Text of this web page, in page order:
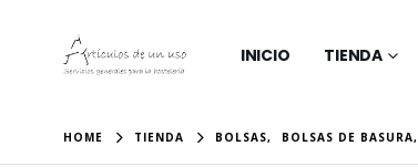
INICIO TIENDA
HOME TIENDA BOLSAS, BOLSAS DE BASURA,